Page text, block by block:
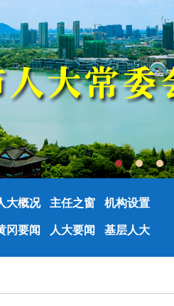
大概况 主任之窗 机构设置
冈要闻 人大要闻 基层人大